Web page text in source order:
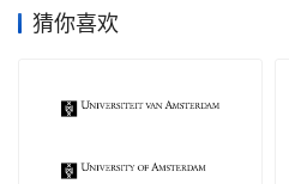
赛
猜你喜欢